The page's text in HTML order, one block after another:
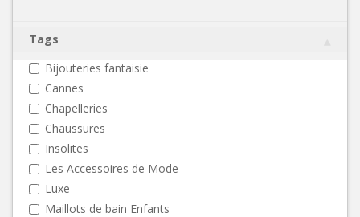
Tags
Bijouteries fantaisie
Cannes
Chapelleries
Chaussures
Insolites
Les Accessoires de Mode
Luxe
Maillots de bain Enfants